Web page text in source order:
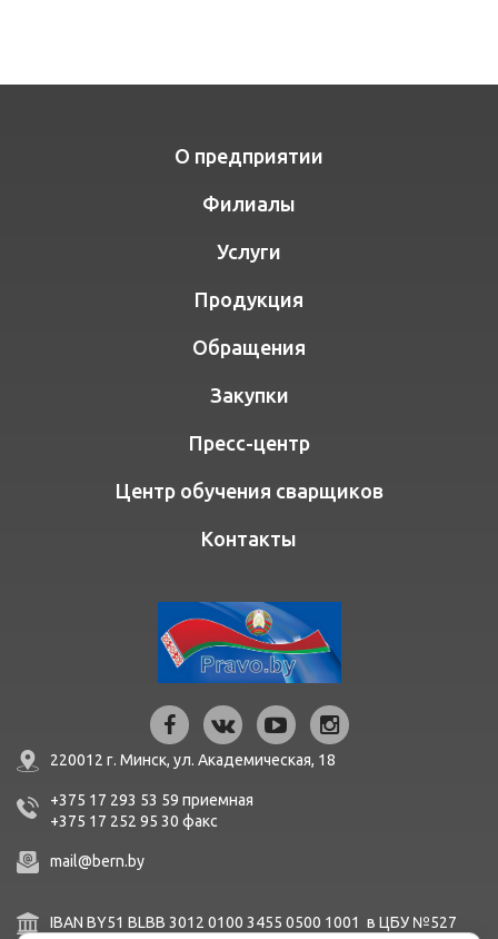
О предприятии
Филиалы
Услуги
Продукция
Обращения
Закупки
Пресс-центр
Центр обучения сварщиков
Контакты
220012 г. Минск, ул. Академическая, 18
+375 17 293 53 59 приемная
+375 17 252 95 30 факc
mail@bern.by
IBAN BY51 BLBB 3012 0100 3455 0500 1001 в ЦБУ №527